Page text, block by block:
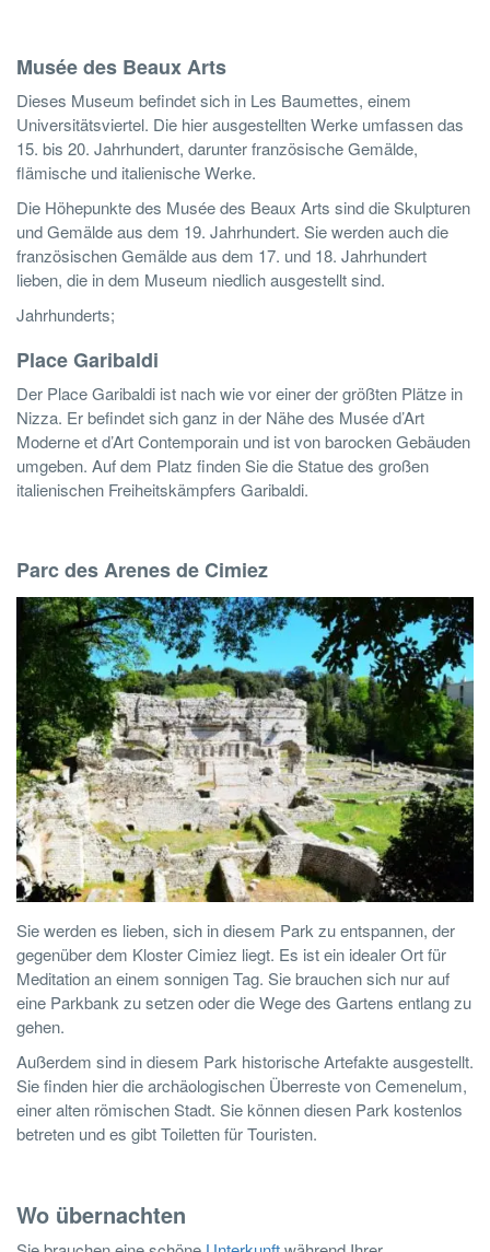
Musée des Beaux Arts
Dieses Museum befindet sich in Les Baumettes, einem
Universitätsviertel. Die hier ausgestellten Werke umfassen das
15. bis 20. Jahrhundert, darunter französische Gemälde,
flämische und italienische Werke.
Die Höhepunkte des Musée des Beaux Arts sind die Skulpturen
und Gemälde aus dem 19. Jahrhundert. Sie werden auch die
französischen Gemälde aus dem 17. und 18. Jahrhundert
lieben, die in dem Museum niedlich ausgestellt sind.
Jahrhunderts;
Place Garibaldi
Der Place Garibaldi ist nach wie vor einer der größten Plätze in
Nizza. Er befindet sich ganz in der Nähe des Musée d’Art
Moderne et d’Art Contemporain und ist von barocken Gebäuden
umgeben. Auf dem Platz finden Sie die Statue des großen
italienischen Freiheitskämpfers Garibaldi.
Parc des Arenes de Cimiez
Sie werden es lieben, sich in diesem Park zu entspannen, der
gegenüber dem Kloster Cimiez liegt. Es ist ein idealer Ort für
Meditation an einem sonnigen Tag. Sie brauchen sich nur auf
eine Parkbank zu setzen oder die Wege des Gartens entlang zu
gehen.
Außerdem sind in diesem Park historische Artefakte ausgestellt.
Sie finden hier die archäologischen Überreste von Cemenelum,
einer alten römischen Stadt. Sie können diesen Park kostenlos
betreten und es gibt Toiletten für Touristen.
Wo übernachten